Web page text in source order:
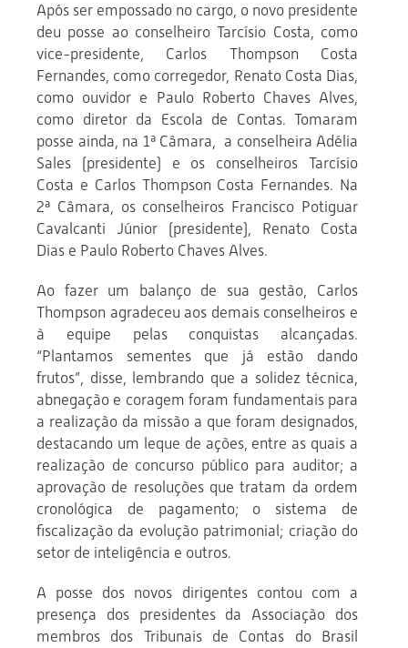
Após ser empossado no cargo, o novo presidente
deu posse ao conselheiro Tarcísio Costa, como
vice-presidente, Carlos Thompson Costa
Fernandes, como corregedor, Renato Costa Dias,
como ouvidor e Paulo Roberto Chaves Alves,
como diretor da Escola de Contas. Tomaram
posse ainda, na 1ª Câmara, a conselheira Adélia
Sales (presidente) e os conselheiros Tarcísio
Costa e Carlos Thompson Costa Fernandes. Na
2ª Câmara, os conselheiros Francisco Potiguar
Cavalcanti Júnior (presidente), Renato Costa
Dias e Paulo Roberto Chaves Alves.
Ao fazer um balanço de sua gestão, Carlos
Thompson agradeceu aos demais conselheiros e
à equipe pelas conquistas alcançadas.
“Plantamos sementes que já estão dando
frutos”, disse, lembrando que a solidez técnica,
abnegação e coragem foram fundamentais para
a realização da missão a que foram designados,
destacando um leque de ações, entre as quais a
realização de concurso público para auditor; a
aprovação de resoluções que tratam da ordem
cronológica de pagamento; o sistema de
fiscalização da evolução patrimonial; criação do
setor de inteligência e outros.
A posse dos novos dirigentes contou com a
presença dos presidentes da Associação dos
membros dos Tribunais de Contas do Brasil